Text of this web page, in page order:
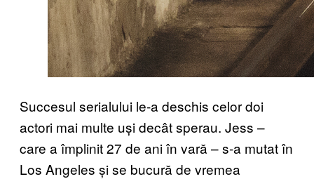
Succesul serialului le-a deschis celor doi
actori mai multe uși decât sperau. Jess –
care a împlinit 27 de ani în vară – s-a mutat în
Los Angeles și se bucură de vremea